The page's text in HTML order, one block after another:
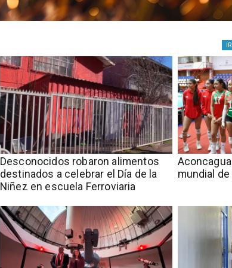
Desconocidos robaron alimentos
destinados a celebrar el Día de la
Niñez en escuela Ferroviaria
mundial